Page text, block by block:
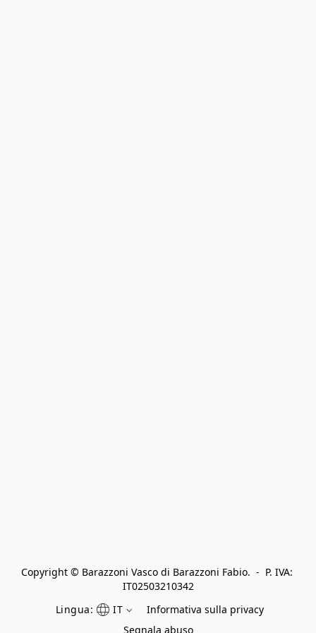
Copyright © Barazzoni Vasco di Barazzoni Fabio.  -  P. IVA:
IT02503210342
Lingua:
IT
Informativa sulla privacy
Segnala abuso